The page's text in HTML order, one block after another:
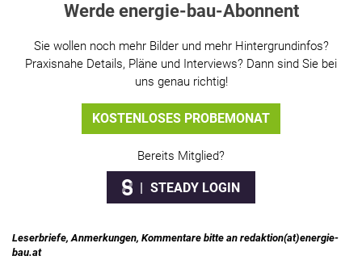
Werde energie-bau-Abonnent
Sie wollen noch mehr Bilder und mehr Hintergrundinfos?
Praxisnahe Details, Pläne und Interviews? Dann sind Sie bei
uns genau richtig!
KOSTENLOSES PROBEMONAT
Bereits Mitglied?
STEADY LOGIN
Leserbriefe, Anmerkungen, Kommentare bitte an redaktion(at)energie-
bau.at